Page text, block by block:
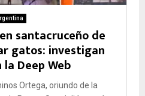
santacruceño de
gatos: investigan
Deep Web
Ortega, oriundo de la